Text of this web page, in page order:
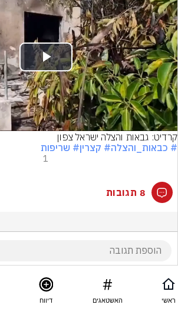
Play
Video
קרדיט: גבאות והצלה ישראל צפון
# כבאות_והצלה# קצרין# שריפות
1
8 תגובות
ראשי האשטאגים דיווח